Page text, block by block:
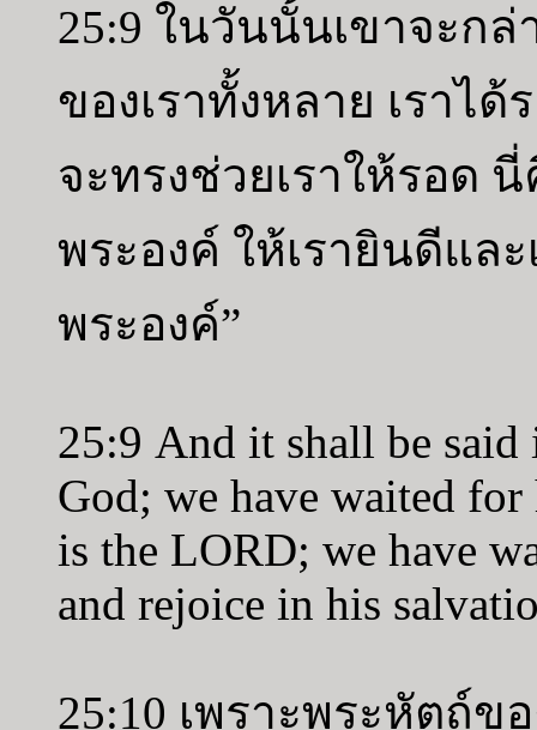
25:9 ในวันนั้นเขาจะกล่
ของเราทั้งหลาย เราไ
จะทรงช่วยเราให้รอด
พระองค์ ให้เรายินดีแล
พระองค์”
25:9 And it shall be
God; we have waited
is the LORD; we have
and rejoice in his
25:10 เพราะพระหัตถ์ข